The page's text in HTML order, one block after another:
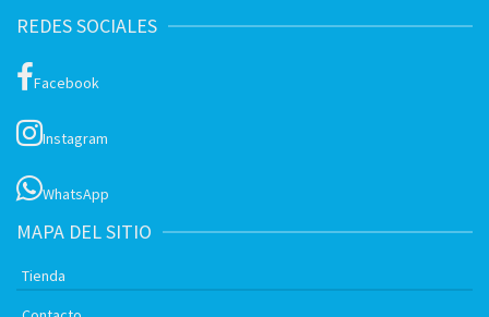
REDES SOCIALES
Facebook
Instagram
WhatsApp
MAPA DEL SITIO
Tienda